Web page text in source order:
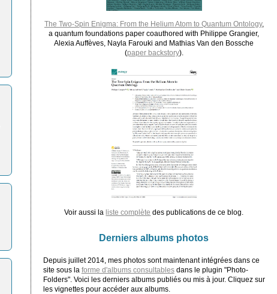
The Two-Spin Enigma: From the Helium Atom to Quantum Ontology,
a quantum foundations paper coauthored with Philippe Grangier,
Alexia Auffèves, Nayla Farouki and Mathias Van den Bossche
(paper backstory).
Voir aussi la liste complète des publications de ce blog.
Derniers albums photos
Depuis juillet 2014, mes photos sont maintenant intégrées dans ce
site sous la forme d'albums consultablesdans le plugin "Photo-
Folders". Voici les derniers albums publiés ou mis à jour. Cliquez sur
les vignettes pour accéder aux albums.